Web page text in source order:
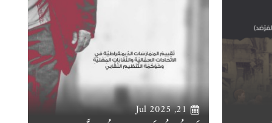
21, Jul 2025